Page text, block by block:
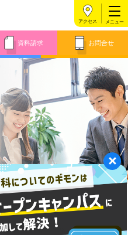
資料請求 お問合せ
アクセス
就職・資格の合格実績